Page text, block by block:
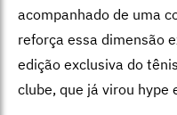
acompanhado de uma
reforça essa dimensão
edição exclusiva do
clube, que já virou hype